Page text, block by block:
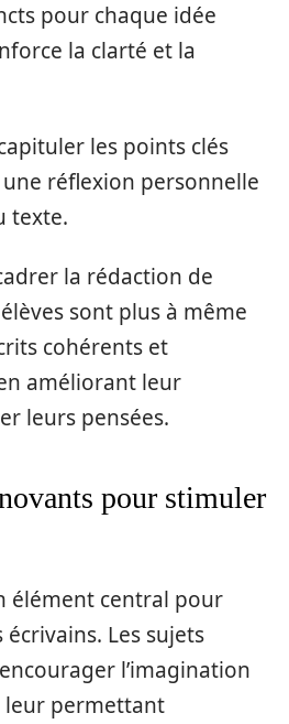
pour chaque idée
la clarté et la
les points clés
réflexion personnelle
texte.
la rédaction de
sont plus à même
cohérents et
améliorant leur
leurs pensées.
pour stimuler
élément central pour
Les sujets
l’imagination
leur permettant